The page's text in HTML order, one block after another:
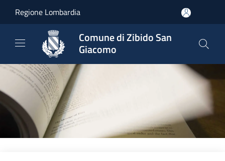
Regione Lombardia
Comune di Zibido San
Giacomo